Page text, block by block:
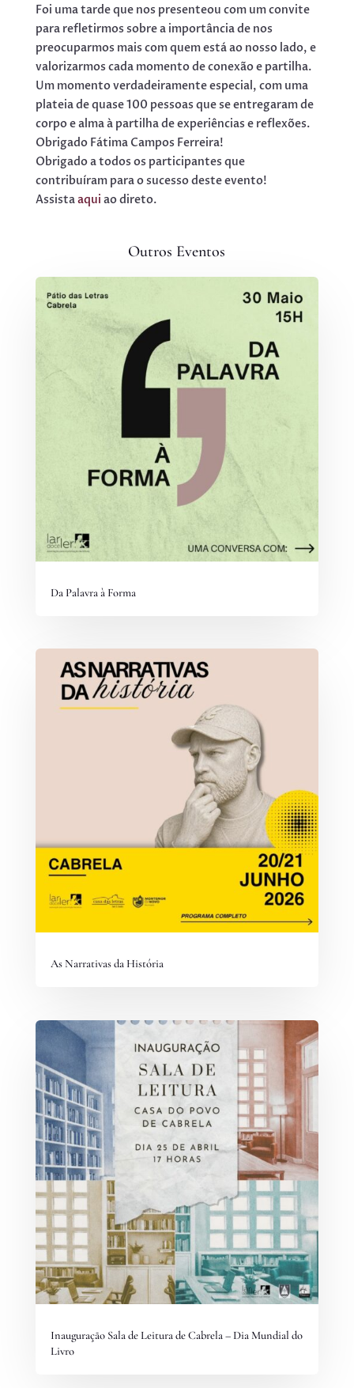
Foi uma tarde que nos presenteou com um convite
para refletirmos sobre a importância de nos
preocuparmos mais com quem está ao nosso lado, e
valorizarmos cada momento de conexão e partilha.
Um momento verdadeiramente especial, com uma
plateia de quase 100 pessoas que se entregaram de
corpo e alma à partilha de experiências e reflexões.
Obrigado Fátima Campos Ferreira!
Obrigado a todos os participantes que
contribuíram para o sucesso deste evento!
Assistaaqui ao direto.
Outros Eventos
Da Palavra à Forma
As Narrativas da História
Inauguração Sala de Leitura de Cabrela – Dia Mundial do
Livro